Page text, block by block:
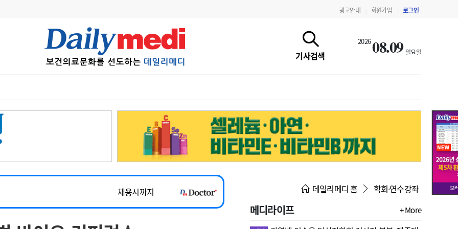
광고안내 회원가입 로그인
기사검색
202608.09 일요일
6
관리급여 실시
지필공 지원책
수련환경 개선
의과대학 입시
사고
수첩
정책/통계 공시 지침·기준·평가 약제급여 심사 결과
~2026-08-31
채용시까지
채용시까지
~2026-08-15
데일리메디 홈 학회·연수강좌
메디라이프 + More